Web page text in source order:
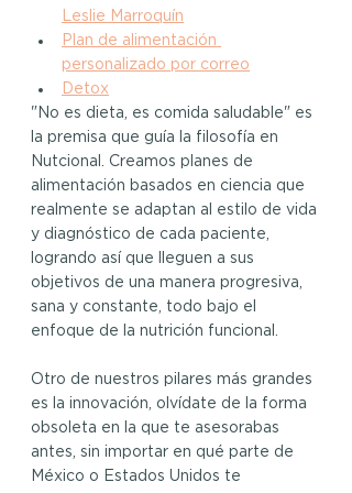
Leslie Marroquín
Plan de alimentación
personalizado por correo
Detox
"No es dieta, es comida saludable" es
la premisa que guía la filosofía en
Nutcional. Creamos planes de
alimentación basados en ciencia que
realmente se adaptan al estilo de vida
y diagnóstico de cada paciente,
logrando así que lleguen a sus
objetivos de una manera progresiva,
sana y constante, todo bajo el
enfoque de la nutrición funcional.
Otro de nuestros pilares más grandes
es la innovación, olvídate de la forma
obsoleta en la que te asesorabas
antes, sin importar en qué parte de
México o Estados Unidos te